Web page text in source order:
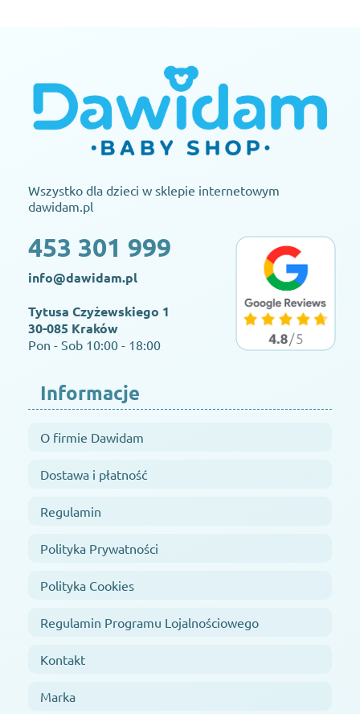
Wszystko dla dzieci w sklepie internetowym
dawidam.pl
453 301 999
info@dawidam.pl
Tytusa Czyżewskiego 1
30-085 Kraków
Pon - Sob 10:00 - 18:00
Informacje
O firmie Dawidam
Dostawa i płatność
Regulamin
Polityka Prywatności
Polityka Cookies
Regulamin Programu Lojalnościowego
Kontakt
Marka